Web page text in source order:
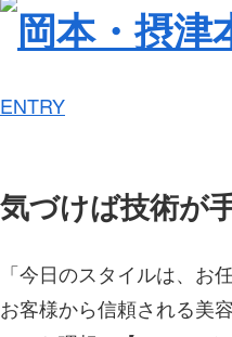
ENTRY
気づけば技術が
「今日のスタイルは、お
お客様から信頼される美